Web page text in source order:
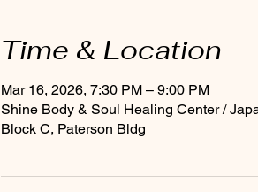
Time & Location
Mar 16, 2026, 7:30 PM – 9:00 PM
Shine Body & Soul Healing Center /
Block C, Paterson Bldg